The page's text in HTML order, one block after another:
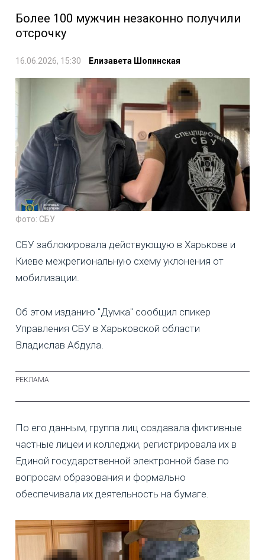
Более 100 мужчин незаконно получили
отсрочку
16.06.2026, 15:30 Елизавета Шопинская
Фото: СБУ
СБУ заблокировала действующую в Харькове и
Киеве межрегиональную схему уклонения от
мобилизации.
Об этом изданию "Думка" сообщил спикер
Управления СБУ в Харьковской области
Владислав Абдула.
По его данным, группа лиц создавала фиктивные
частные лицеи и колледжи, регистрировала их в
Единой государственной электронной базе по
вопросам образования и формально
обеспечивала их деятельность на бумаге.